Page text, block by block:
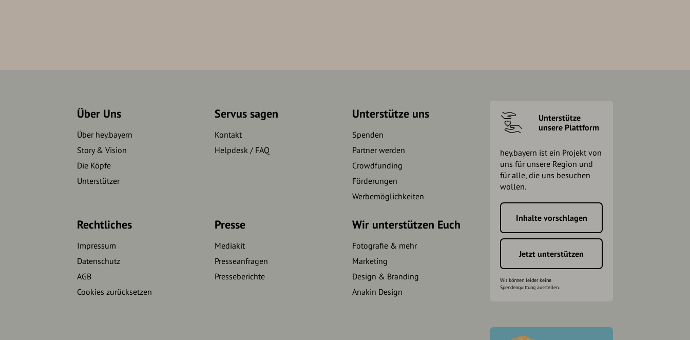
Über Uns
Über hey.bayern
Story & Vision
Die Köpfe
Unterstützer
Servus sagen
Kontakt
Helpdesk / FAQ
Unterstütze uns
Spenden
Partner werden
Crowdfunding
Förderungen
Werbemöglichkeiten
Rechtliches
Impressum
Datenschutz
AGB
Cookies zurücksetzen
Presse
Mediakit
Presseanfragen
Presseberichte
Wir unterstützen Euch
Fotografie & mehr
Marketing
Design & Branding
Anakin Design
Unterstütze
unsere Plattform
hey.bayern ist ein Projekt von
uns für unsere Region und
für alle, die uns besuchen
wollen.
Inhalte vorschlagen
Jetzt unterstützen
Wir können leider keine
Spendenquittung ausstellen.